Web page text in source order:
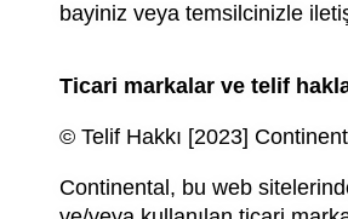
bayiniz veya temsilcinizle
Ticari markalar ve telif
© Telif Hakkı [2023]
Continental, bu web